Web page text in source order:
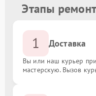
Этапы
1 Доставка
Вы или наш курьер
мастерскую. Вызов